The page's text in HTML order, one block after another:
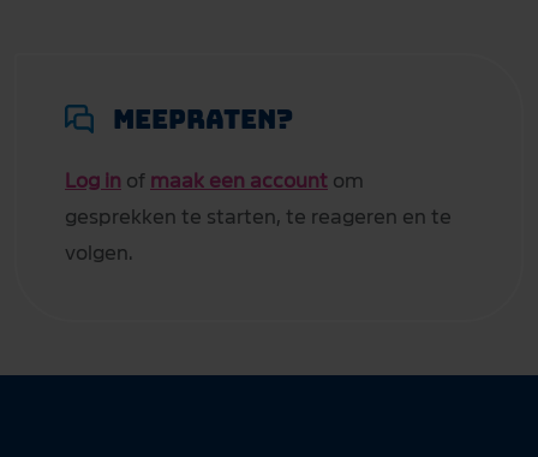
Meepraten?
Log in of maak een account om
gesprekken te starten, te reageren en te
volgen.